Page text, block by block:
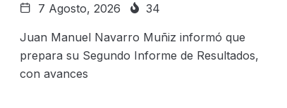
7 Agosto, 2026 34
Juan Manuel Navarro Muñiz informó que
prepara su Segundo Informe de Resultados,
con avances